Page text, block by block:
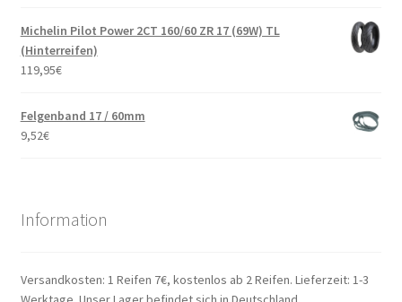
Michelin Pilot Power 2CT 160/60 ZR 17 (69W) TL
(Hinterreifen)
119,95€
Felgenband 17 / 60mm
9,52€
Information
Versandkosten: 1 Reifen 7€, kostenlos ab 2 Reifen. Lieferzeit: 1-3